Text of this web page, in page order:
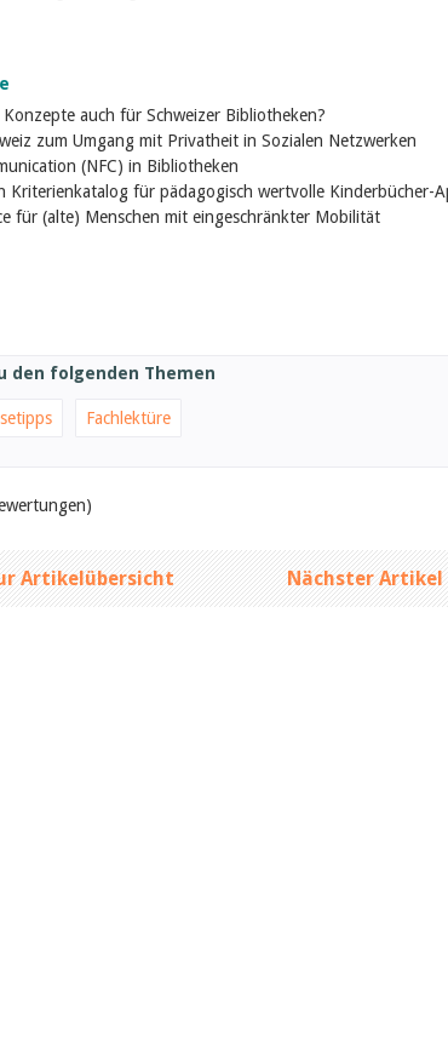
auch für Schweizer Bibliotheken?
zum Umgang mit Privatheit in Sozialen Netzwerken
(NFC) in Bibliotheken
für pädagogisch wertvolle Kinderbücher-
für (alte) Menschen mit eingeschränkter Mobilität
den folgenden Themen
Fachlektüre
Artikelübersicht Nächster Artikel